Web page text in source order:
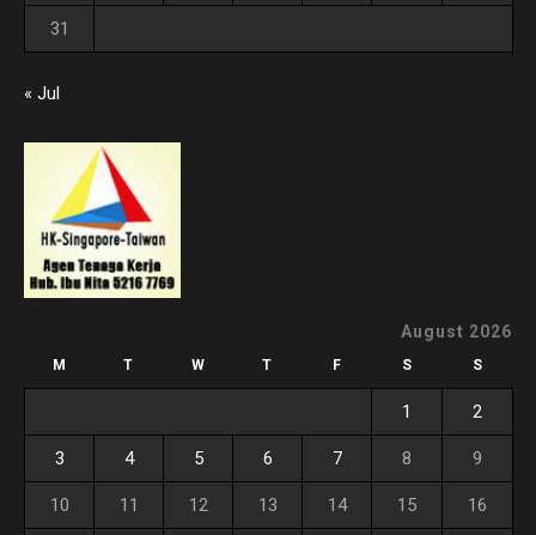
31
« Jul
August 2026
M T W T F S S
1 2
3 4 5 6 7 8 9
10 11 12 13 14 15 16